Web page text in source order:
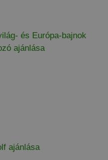
és Európa-bajnok
ajánlása
ajánlása